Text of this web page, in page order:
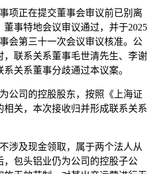
正在提交董事会审议前已别离
事特地会议审议通过，并于2025
会第三十一次会议审议核准。公
，联系关系董事毛世清先生、李谢
关系董事分歧通过本议案。
司的控股股东，按照《上海证
关，本次接收归并形成联系关系
及现金领取，属于两个法人从
包头铝业仍为公司的控股子公